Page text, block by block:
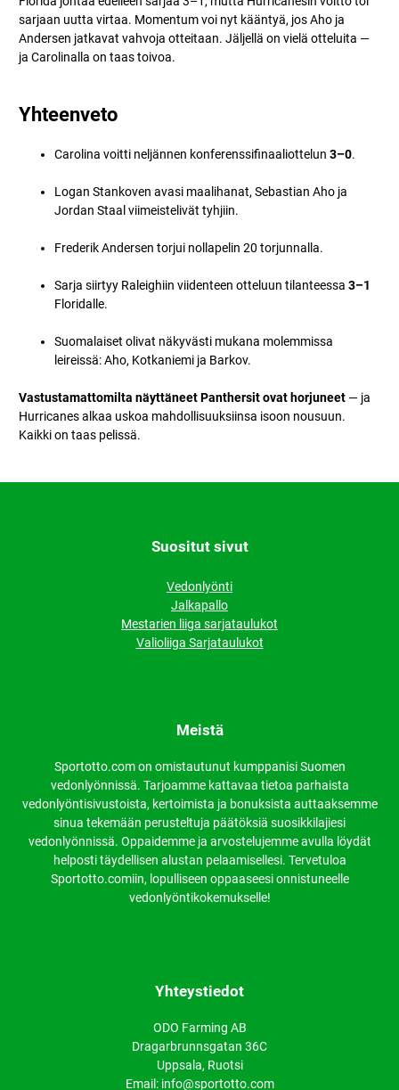
sarjaan uutta virtaa. Momentum voi nyt kääntyä, jos Aho ja
Andersen jatkavat vahvoja otteitaan. Jäljellä on vielä otteluita —
ja Carolinalla on taas toivoa.
Yhteenveto
Carolina voitti neljännen konferenssifinaaliottelun 3–0.
Logan Stankoven avasi maalihanat, Sebastian Aho ja
Jordan Staal viimeistelivät tyhjiin.
Frederik Andersen torjui nollapelin 20 torjunnalla.
Sarja siirtyy Raleighiin viidenteen otteluun tilanteessa 3–1
Floridalle.
Suomalaiset olivat näkyvästi mukana molemmissa
leireissä: Aho, Kotkaniemi ja Barkov.
Vastustamattomilta näyttäneet Panthersit ovat horjuneet — ja
Hurricanes alkaa uskoa mahdollisuuksiinsa isoon nousuun.
Kaikki on taas pelissä.
Suositut sivut
Vedonlyönti
Jalkapallo
Mestarien liiga sarjataulukot
Valioliiga Sarjataulukot
Meistä
Sportotto.com on omistautunut kumppanisi Suomen
vedonlyönnissä. Tarjoamme kattavaa tietoa parhaista
vedonlyöntisivustoista, kertoimista ja bonuksista auttaaksemme
sinua tekemään perusteltuja päätöksiä suosikkilajiesi
vedonlyönnissä. Oppaidemme ja arvostelujemme avulla löydät
helposti täydellisen alustan pelaamisellesi. Tervetuloa
Sportotto.comiin, lopulliseen oppaaseesi onnistuneelle
vedonlyöntikokemukselle!
Yhteystiedot
ODO Farming AB
Dragarbrunnsgatan 36C
Uppsala, Ruotsi
Email: info@sportotto.com